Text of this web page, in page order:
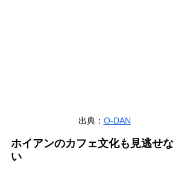
出典： O-DAN
ホイアンのカフェ文化も見逃せな
い